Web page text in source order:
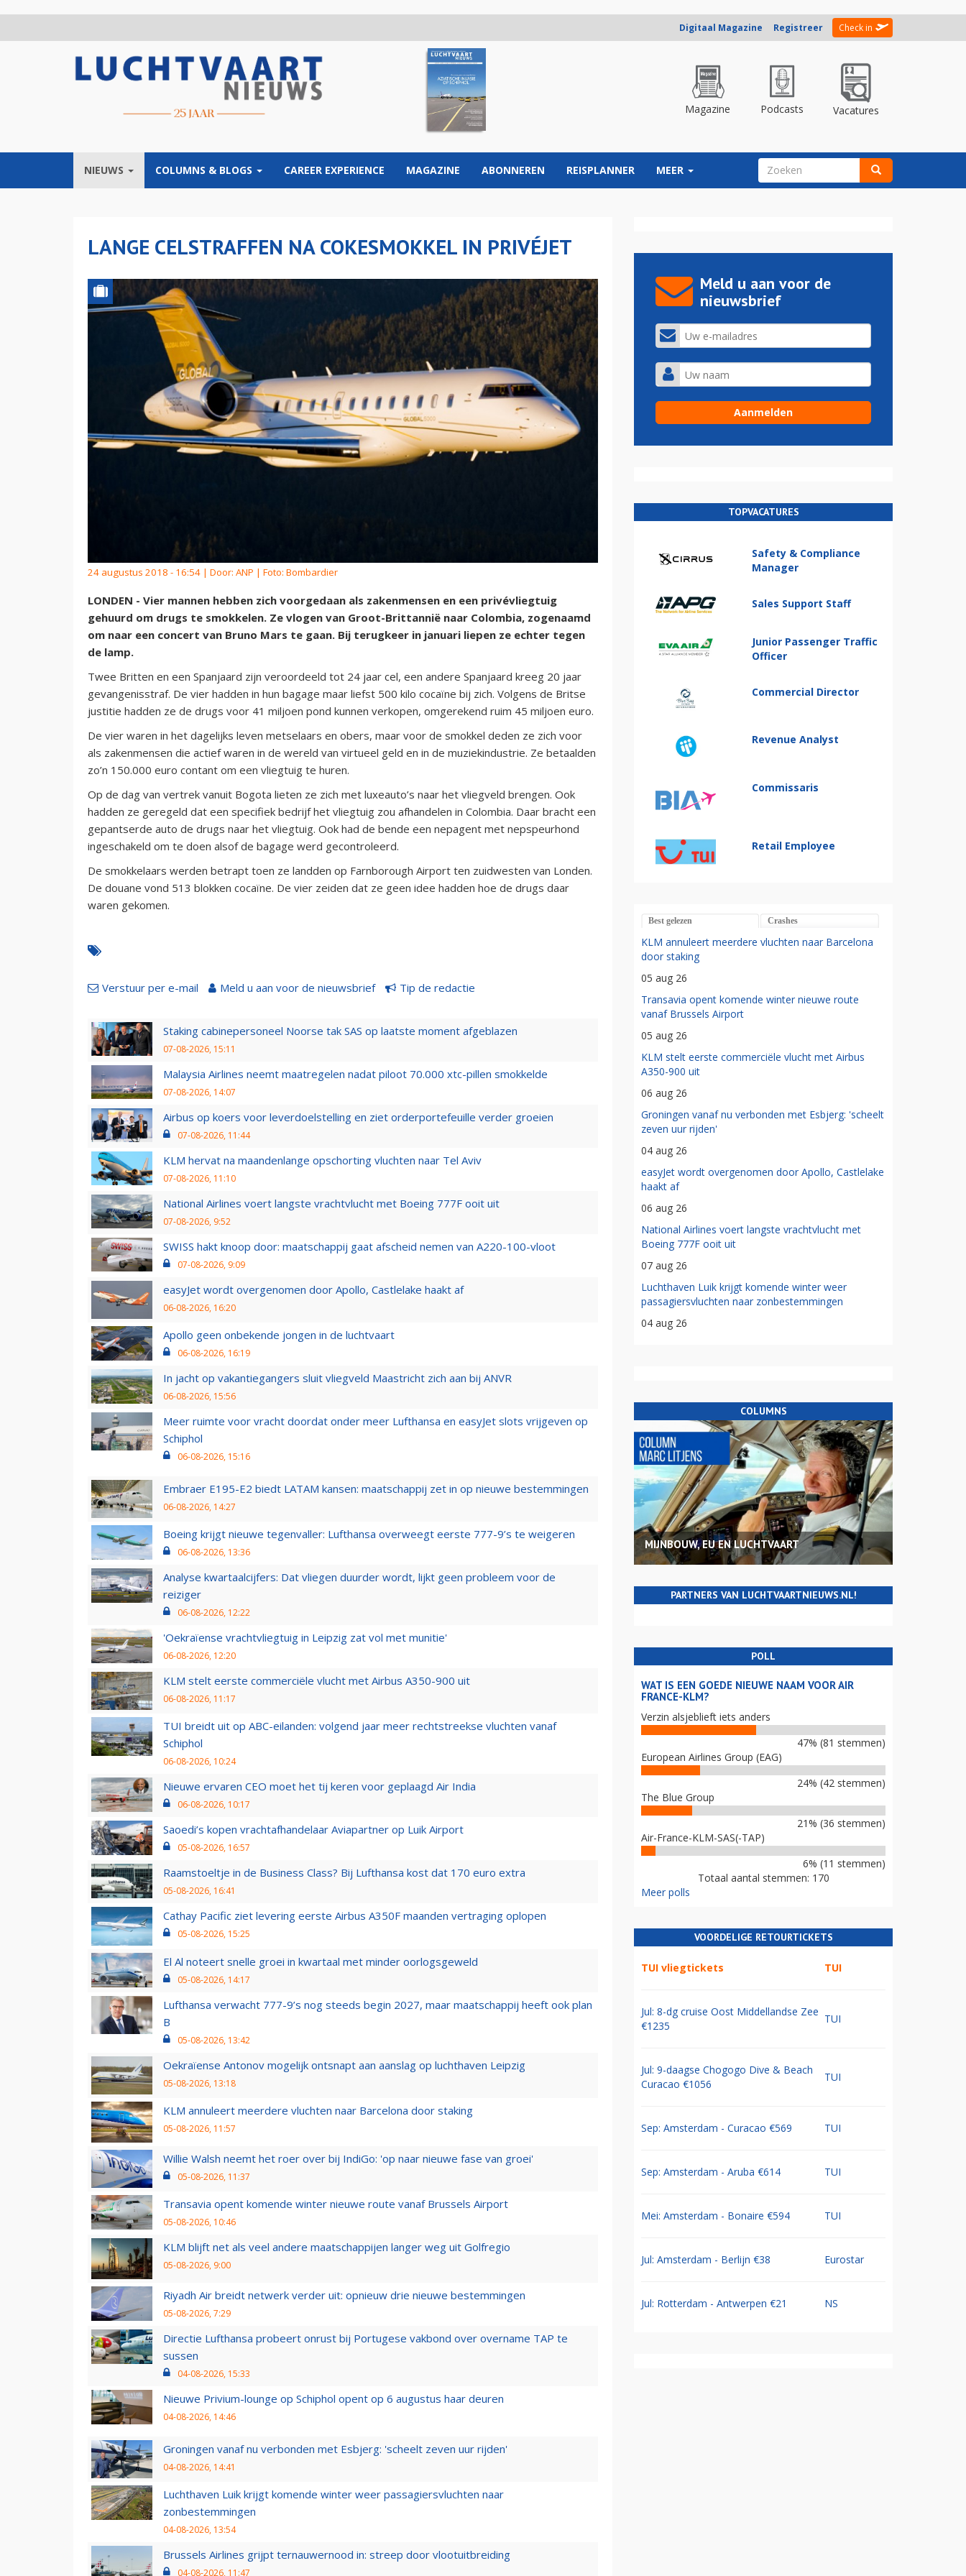
Digitaal Magazine Registreer Check in
Magazine Podcasts Vacatures
NIEUWS COLUMNS & BLOGS CAREER EXPERIENCE MAGAZINE ABONNEREN REISPLANNER MEER ZOEKVELD
LANGE CELSTRAFFEN NA COKESMOKKEL IN PRIVÉJET
24 augustus 2018 - 16:54 | Door: ANP | Foto: Bombardier
LONDEN - Vier mannen hebben zich voorgedaan als zakenmensen en een privévliegtuig
gehuurd om drugs te smokkelen. Ze vlogen van Groot-Brittannië naar Colombia, zogenaamd
om naar een concert van Bruno Mars te gaan. Bij terugkeer in januari liepen ze echter tegen
de lamp.
Twee Britten en een Spanjaard zijn veroordeeld tot 24 jaar cel, een andere Spanjaard kreeg 20 jaar
gevangenisstraf. De vier hadden in hun bagage maar liefst 500 kilo cocaïne bij zich. Volgens de Britse
justitie hadden ze de drugs voor 41 miljoen pond kunnen verkopen, omgerekend ruim 45 miljoen euro.
De vier waren in het dagelijks leven metselaars en obers, maar voor de smokkel deden ze zich voor
als zakenmensen die actief waren in de wereld van virtueel geld en in de muziekindustrie. Ze betaalden
zo’n 150.000 euro contant om een vliegtuig te huren.
Op de dag van vertrek vanuit Bogota lieten ze zich met luxeauto’s naar het vliegveld brengen. Ook
hadden ze geregeld dat een specifiek bedrijf het vliegtuig zou afhandelen in Colombia. Daar bracht een
gepantserde auto de drugs naar het vliegtuig. Ook had de bende een nepagent met nepspeurhond
ingeschakeld om te doen alsof de bagage werd gecontroleerd.
De smokkelaars werden betrapt toen ze landden op Farnborough Airport ten zuidwesten van Londen.
De douane vond 513 blokken cocaïne. De vier zeiden dat ze geen idee hadden hoe de drugs daar
waren gekomen.
Verstuur per e-mail Meld u aan voor de nieuwsbrief Tip de redactie
Staking cabinepersoneel Noorse tak SAS op laatste moment afgeblazen
07-08-2026, 15:11
Malaysia Airlines neemt maatregelen nadat piloot 70.000 xtc-pillen smokkelde
07-08-2026, 14:07
Airbus op koers voor leverdoelstelling en ziet orderportefeuille verder groeien
07-08-2026, 11:44
KLM hervat na maandenlange opschorting vluchten naar Tel Aviv
07-08-2026, 11:10
National Airlines voert langste vrachtvlucht met Boeing 777F ooit uit
07-08-2026, 9:52
SWISS hakt knoop door: maatschappij gaat afscheid nemen van A220-100-vloot
07-08-2026, 9:09
easyJet wordt overgenomen door Apollo, Castlelake haakt af
06-08-2026, 16:20
Apollo geen onbekende jongen in de luchtvaart
06-08-2026, 16:19
In jacht op vakantiegangers sluit vliegveld Maastricht zich aan bij ANVR
06-08-2026, 15:56
Meer ruimte voor vracht doordat onder meer Lufthansa en easyJet slots vrijgeven op
Schiphol
06-08-2026, 15:16
Embraer E195-E2 biedt LATAM kansen: maatschappij zet in op nieuwe bestemmingen
06-08-2026, 14:27
Boeing krijgt nieuwe tegenvaller: Lufthansa overweegt eerste 777-9’s te weigeren
06-08-2026, 13:36
Analyse kwartaalcijfers: Dat vliegen duurder wordt, lijkt geen probleem voor de
reiziger
06-08-2026, 12:22
'Oekraïense vrachtvliegtuig in Leipzig zat vol met munitie'
06-08-2026, 12:20
KLM stelt eerste commerciële vlucht met Airbus A350-900 uit
06-08-2026, 11:17
TUI breidt uit op ABC-eilanden: volgend jaar meer rechtstreekse vluchten vanaf
Schiphol
06-08-2026, 10:24
Nieuwe ervaren CEO moet het tij keren voor geplaagd Air India
06-08-2026, 10:17
Saoedi’s kopen vrachtafhandelaar Aviapartner op Luik Airport
05-08-2026, 16:57
Raamstoeltje in de Business Class? Bij Lufthansa kost dat 170 euro extra
05-08-2026, 16:41
Cathay Pacific ziet levering eerste Airbus A350F maanden vertraging oplopen
05-08-2026, 15:25
El Al noteert snelle groei in kwartaal met minder oorlogsgeweld
05-08-2026, 14:17
Lufthansa verwacht 777-9’s nog steeds begin 2027, maar maatschappij heeft ook plan
B
05-08-2026, 13:42
Oekraïense Antonov mogelijk ontsnapt aan aanslag op luchthaven Leipzig
05-08-2026, 13:18
KLM annuleert meerdere vluchten naar Barcelona door staking
05-08-2026, 11:57
Willie Walsh neemt het roer over bij IndiGo: 'op naar nieuwe fase van groei'
05-08-2026, 11:37
Transavia opent komende winter nieuwe route vanaf Brussels Airport
05-08-2026, 10:46
KLM blijft net als veel andere maatschappijen langer weg uit Golfregio
05-08-2026, 9:00
Riyadh Air breidt netwerk verder uit: opnieuw drie nieuwe bestemmingen
05-08-2026, 7:29
Directie Lufthansa probeert onrust bij Portugese vakbond over overname TAP te
sussen
04-08-2026, 15:33
Nieuwe Privium-lounge op Schiphol opent op 6 augustus haar deuren
04-08-2026, 14:46
Groningen vanaf nu verbonden met Esbjerg: 'scheelt zeven uur rijden'
04-08-2026, 14:41
Luchthaven Luik krijgt komende winter weer passagiersvluchten naar
zonbestemmingen
04-08-2026, 13:54
Brussels Airlines grijpt ternauwernood in: streep door vlootuitbreiding
04-08-2026, 11:47
Meld u aan voor de
nieuwsbrief
TOPVACATURES
Safety & Compliance
Manager
Sales Support Staff
Junior Passenger Traffic
Officer
Commercial Director
Revenue Analyst
Commissaris
Retail Employee
Best gelezen Crashes
KLM annuleert meerdere vluchten naar Barcelona
door staking
05 aug 26
Transavia opent komende winter nieuwe route
vanaf Brussels Airport
05 aug 26
KLM stelt eerste commerciële vlucht met Airbus
A350-900 uit
06 aug 26
Groningen vanaf nu verbonden met Esbjerg: 'scheelt
zeven uur rijden'
04 aug 26
easyJet wordt overgenomen door Apollo, Castlelake
haakt af
06 aug 26
National Airlines voert langste vrachtvlucht met
Boeing 777F ooit uit
07 aug 26
Luchthaven Luik krijgt komende winter weer
passagiersvluchten naar zonbestemmingen
04 aug 26
COLUMNS
MIJNBOUW, EU EN LUCHTVAART
PARTNERS VAN LUCHTVAARTNIEUWS.NL!
POLL
WAT IS EEN GOEDE NIEUWE NAAM VOOR AIR
FRANCE-KLM?
Verzin alsjeblieft iets anders
47% (81 stemmen)
European Airlines Group (EAG)
24% (42 stemmen)
The Blue Group
21% (36 stemmen)
Air-France-KLM-SAS(-TAP)
6% (11 stemmen)
Totaal aantal stemmen: 170
Meer polls
VOORDELIGE RETOURTICKETS
TUI vliegtickets TUI
Jul: 8-dg cruise Oost Middellandse Zee
€1235
TUI
Jul: 9-daagse Chogogo Dive & Beach
Curacao €1056
TUI
Sep: Amsterdam - Curacao €569 TUI
Sep: Amsterdam - Aruba €614 TUI
Mei: Amsterdam - Bonaire €594 TUI
Jul: Amsterdam - Berlijn €38 Eurostar
Jul: Rotterdam - Antwerpen €21 NS